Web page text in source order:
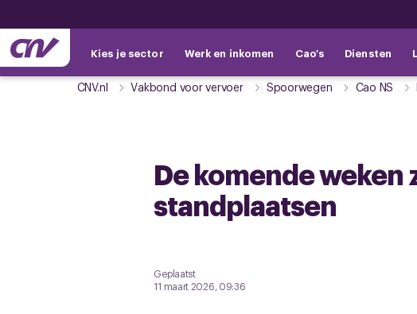
Kies je sector Werk en inkomen Cao's Diensten
CNV.nl Vakbond voor vervoer Spoorwegen Cao NS
De komende weken
standplaatsen
Geplaatst
11 maart 2026, 09:36